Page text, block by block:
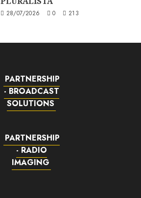
28/07/2026 0 213
PARTNERSHIP
- BROADCAST
SOLUTIONS
PARTNERSHIP
- RADIO
IMAGING